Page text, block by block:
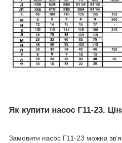
Як купити насос Г11-23.
Замовити насос Г11-23 можна